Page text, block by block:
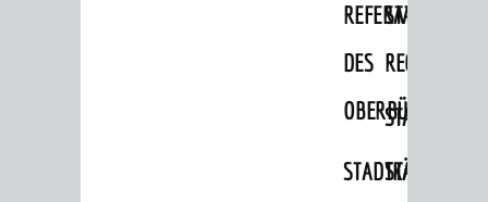
REFERAT
DES
STABSSTELLE
RECHT
STADTKÄMMEREI